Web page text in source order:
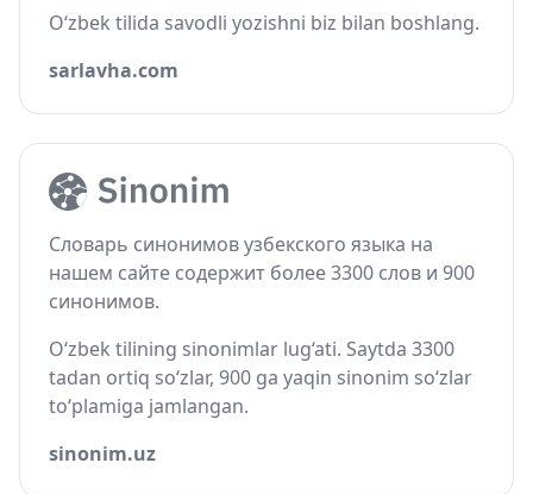
O‘zbek tilida savodli yozishni biz bilan boshlang.
sarlavha.com
Словарь синонимов узбекского языка на
нашем сайте содержит более 3300 слов и 900
синонимов.
O‘zbek tilining sinonimlar lug‘ati. Saytda 3300
tadan ortiq so‘zlar, 900 ga yaqin sinonim so‘zlar
to‘plamiga jamlangan.
sinonim.uz